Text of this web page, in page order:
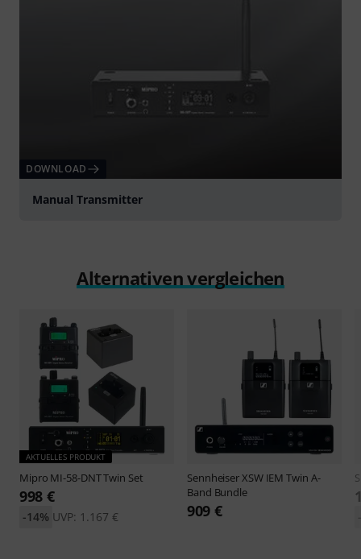
DOWNLOAD
Manual Transmitter
Alternativen vergleichen
AKTUELLES PRODUKT
Mipro MI-58-DNT Twin Set
998 €
UVP: 1.167 €
-14%
SennheiserXSW IEM Twin A-
Band Bundle
909 €